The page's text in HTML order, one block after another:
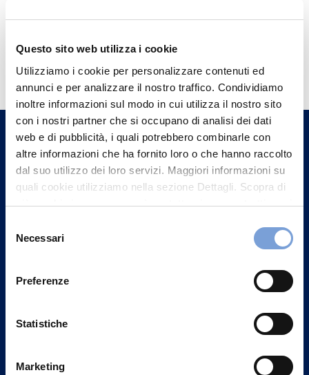
Questo sito web utilizza i cookie
Utilizziamo i cookie per personalizzare contenuti ed
annunci e per analizzare il nostro traffico. Condividiamo
inoltre informazioni sul modo in cui utilizza il nostro sito
con i nostri partner che si occupano di analisi dei dati
web e di pubblicità, i quali potrebbero combinarle con
altre informazioni che ha fornito loro o che hanno raccolto
dal suo utilizzo dei loro servizi. Maggiori informazioni su
quali cookie utilizziamo nella sezione Dettagli. Scopra di
più su chi siamo, come può contattarci e come trattiamo i
può trovare nel footer del sito nella sezione "Informativa
delNecessari
Preferenze
Statistiche
Marketing
Hai bisogno di
informazioni?
Trova l'Agenzia più vicina a te e parla con
un nostro Agente.
Contattaci